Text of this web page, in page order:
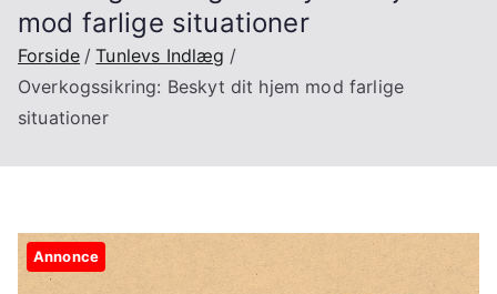
mod farlige situationer
Forside
Tunlevs Indlæg
Overkogssikring: Beskyt dit hjem mod farlige
situationer
Annonce